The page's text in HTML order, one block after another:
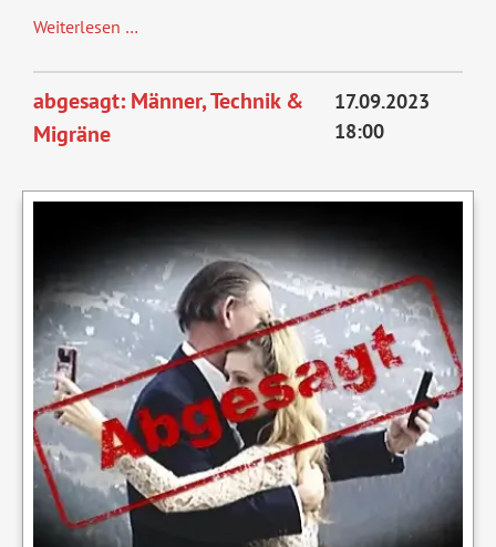
Weiterlesen …Das
von
Adam
abgesagt: Männer, Technik &
Migräne
17.09.2023
18:00